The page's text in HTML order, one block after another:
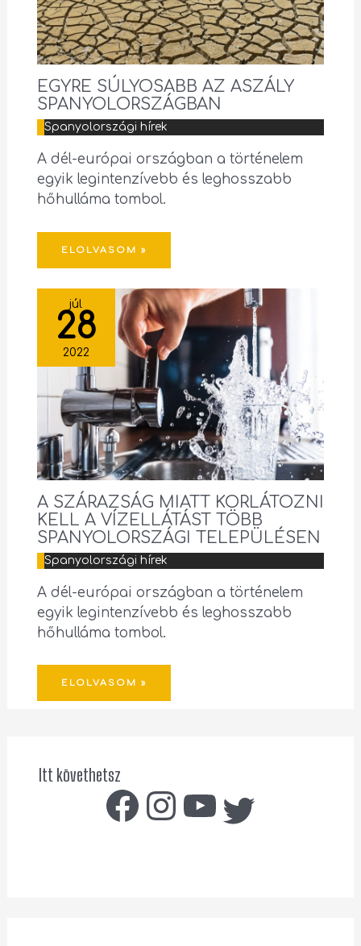
EGYRE SÚLYOSABB AZ ASZÁLY
SPANYOLORSZÁGBAN
Spanyolországi hírek
A dél-európai országban a történelem
egyik legintenzívebb és leghosszabb
hőhulláma tombol.
ELOLVASOM »
júl
28
2022
A SZÁRAZSÁG MIATT KORLÁTOZNI
KELL A VÍZELLÁTÁST TÖBB
SPANYOLORSZÁGI TELEPÜLÉSEN
Spanyolországi hírek
A dél-európai országban a történelem
egyik legintenzívebb és leghosszabb
hőhulláma tombol.
ELOLVASOM »
Itt követhetsz